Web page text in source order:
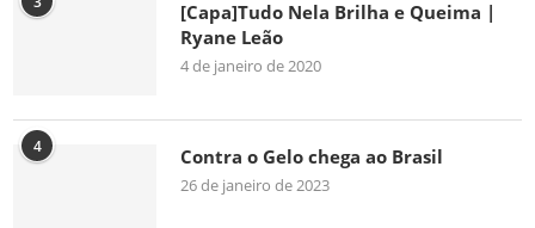
[Capa]Tudo Nela Brilha e Queima |
Ryane Leão
4 de janeiro de 2020
4 Contra o Gelo chega ao Brasil
26 de janeiro de 2023